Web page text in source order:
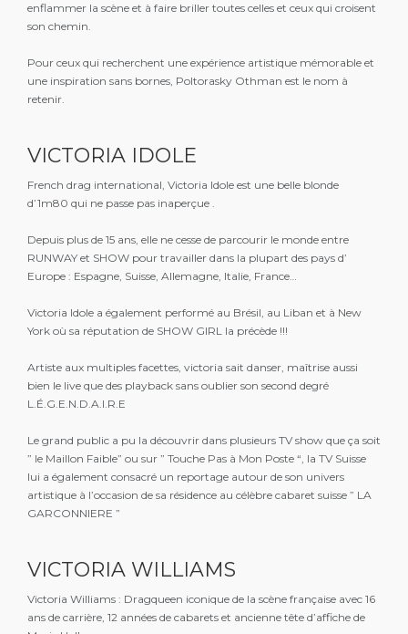
enflammer la scène et à faire briller toutes celles et ceux qui croisent
son chemin.
Pour ceux qui recherchent une expérience artistique mémorable et
une inspiration sans bornes, Poltorasky Othman est le nom à
retenir.
VICTORIA IDOLE
French drag international, Victoria Idole est une belle blonde
d’1m80 qui ne passe pas inaperçue .
Depuis plus de 15 ans, elle ne cesse de parcourir le monde entre
RUNWAY et SHOW pour travailler dans la plupart des pays d’
Europe : Espagne, Suisse, Allemagne, Italie, France…
Victoria Idole a également performé au Brésil, au Liban et à New
York où sa réputation de SHOW GIRL la précède !!!
Artiste aux multiples facettes, victoria sait danser, maîtrise aussi
bien le live que des playback sans oublier son second degré
L.É.G.E.N.D.A.I.R.E
Le grand public a pu la découvrir dans plusieurs TV show que ça soit
” le Maillon Faible” ou sur ” Touche Pas à Mon Poste “, la TV Suisse
lui a également consacré un reportage autour de son univers
artistique à l’occasion de sa résidence au célèbre cabaret suisse ” LA
GARCONNIERE ”
VICTORIA WILLIAMS
Victoria Williams : Dragqueen iconique de la scène française avec 16
ans de carrière, 12 années de cabarets et ancienne tête d’affiche de